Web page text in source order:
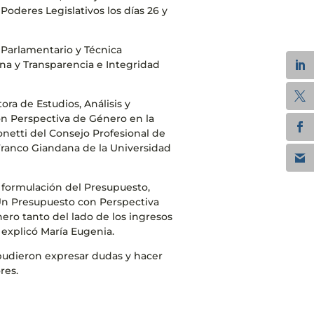
Legislativos los días 26 y
y Técnica
y Transparencia e Integridad
de Estudios, Análisis y
Perspectiva de Género en la
del Consejo Profesional de
Giandana de la Universidad
del Presupuesto,
Presupuesto con Perspectiva
tanto del lado de los ingresos
María Eugenia.
expresar dudas y hacer